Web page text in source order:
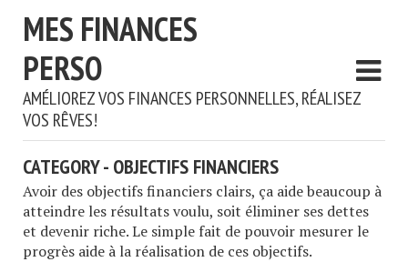
MES FINANCES
PERSO
AMÉLIOREZ VOS FINANCES PERSONNELLES, RÉALISEZ
VOS RÊVES!
CATEGORY - OBJECTIFS FINANCIERS
Avoir des objectifs financiers clairs, ça aide beaucoup à
atteindre les résultats voulu, soit éliminer ses dettes
et devenir riche. Le simple fait de pouvoir mesurer le
progrès aide à la réalisation de ces objectifs.